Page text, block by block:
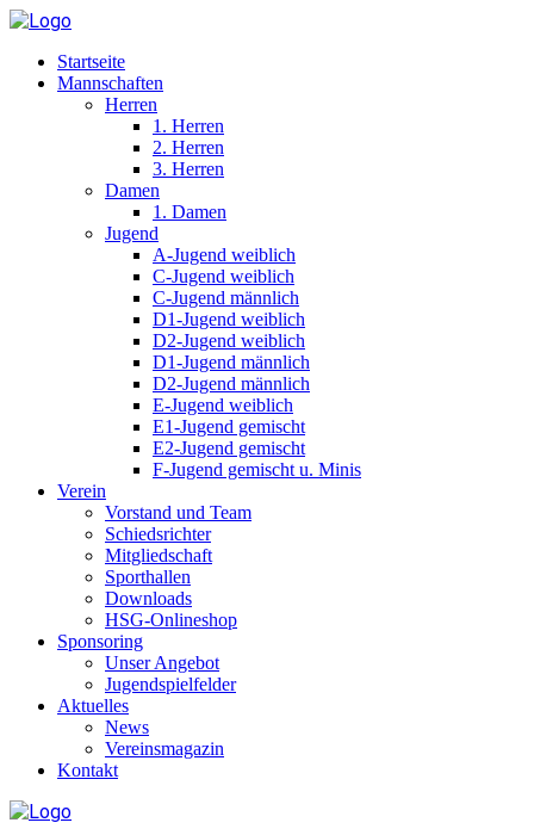
Startseite
Mannschaften
Herren
1. Herren
2. Herren
3. Herren
Damen
1. Damen
Jugend
A-Jugend weiblich
C-Jugend weiblich
C-Jugend männlich
D1-Jugend weiblich
D2-Jugend weiblich
D1-Jugend männlich
D2-Jugend männlich
E-Jugend weiblich
E1-Jugend gemischt
E2-Jugend gemischt
F-Jugend gemischt u. Minis
Verein
Vorstand und Team
Schiedsrichter
Mitgliedschaft
Sporthallen
Downloads
HSG-Onlineshop
Sponsoring
Unser Angebot
Jugendspielfelder
Aktuelles
News
Vereinsmagazin
Kontakt